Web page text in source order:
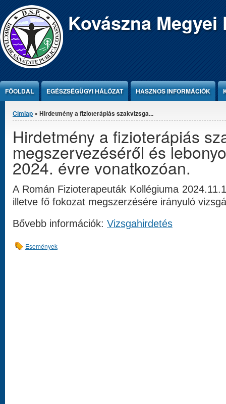
Jump to Content Kovászna
FŐOLDAL EGÉSZSÉGÜGYI HÁLÓZAT HASZNOS INFORMÁCIÓK
Jelenlegi hely
Címlap » Hirdetmény a fizioterápiás szakvizsga...
Hirdetmény a fizioterápiás
megszervezéséről és
2024. évre vonatkozóan.
A Román Fizioterapeuták Kollégiuma
illetve fő fokozat megszerzésére irányuló
Bővebb információk: Vizsgahirdetés
Események